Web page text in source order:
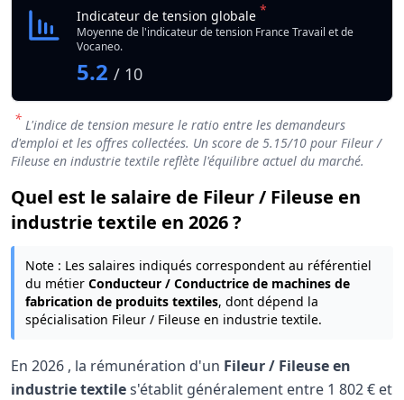
Indicateur de tension globale *
Moyenne de l'indicateur de tension France Travail et de
Vocaneo.
5.2 / 10
* L'indice de tension mesure le ratio entre les demandeurs
d'emploi et les offres collectées. Un score de 5.15/10 pour Fileur /
Fileuse en industrie textile reflète l'équilibre actuel du marché.
Quel est le salaire de Fileur / Fileuse en
industrie textile en 2026 ?
Note : Les salaires indiqués correspondent au référentiel
du métier Conducteur / Conductrice de machines de
fabrication de produits textiles, dont dépend la
spécialisation Fileur / Fileuse en industrie textile.
En 2026 , la rémunération d'un Fileur / Fileuse en
industrie textiles'établit généralement entre 1 802 € et